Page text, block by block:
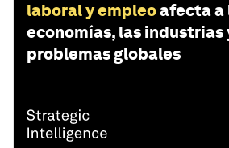
laboral y empleoafecta a
economías, las industrias
problemas globales